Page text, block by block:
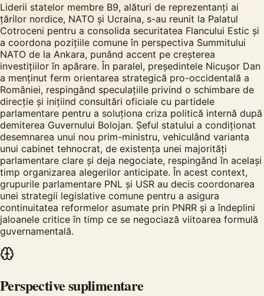
Liderii statelor membre B9, alături de reprezentanți ai
țărilor nordice, NATO și Ucraina, s-au reunit la Palatul
Cotroceni pentru a consolida securitatea Flancului Estic și
a coordona pozițiile comune în perspectiva Summitului
NATO de la Ankara, punând accent pe creșterea
investițiilor în apărare. În paralel, președintele Nicușor Dan
a menținut ferm orientarea strategică pro-occidentală a
României, respingând speculațiile privind o schimbare de
direcție și inițiind consultări oficiale cu partidele
parlamentare pentru a soluționa criza politică internă după
demiterea Guvernului Bolojan. Șeful statului a condiționat
desemnarea unui nou prim-ministru, vehiculând varianta
unui cabinet tehnocrat, de existența unei majorități
parlamentare clare și deja negociate, respingând în același
timp organizarea alegerilor anticipate. În acest context,
grupurile parlamentare PNL și USR au decis coordonarea
unei strategii legislative comune pentru a asigura
continuitatea reformelor asumate prin PNRR și a îndeplini
jaloanele critice în timp ce se negociază viitoarea formulă
guvernamentală.
Perspective suplimentare